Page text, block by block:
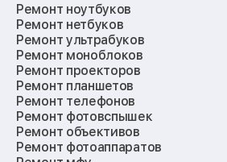
Ремонт ноутбуков
Ремонт нетбуков
Ремонт ультрабуков
Ремонт моноблоков
Ремонт проекторов
Ремонт планшетов
Ремонт телефонов
Ремонт фотовспышек
Ремонт объективов
Ремонт фотоаппаратов